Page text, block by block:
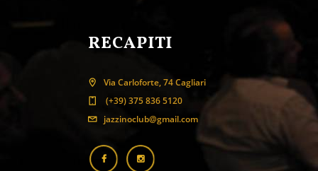
RECAPITI
Via Carloforte, 74 Cagliari
(+39) 375 836 5120
jazzinoclub@gmail.com